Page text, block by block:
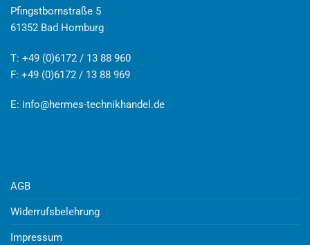
Pfingstbornstraße 5
61352 Bad Homburg
T: +49 (0)6172 / 13 88 960
F: +49 (0)6172 / 13 88 969
E: info@hermes-technikhandel.de
AGB
Widerrufsbelehrung
Impressum